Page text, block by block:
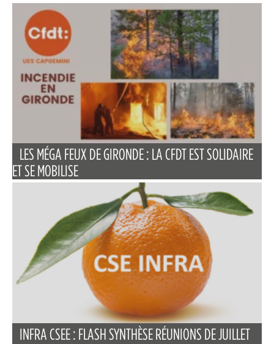
LES MÉGA FEUX DE GIRONDE : LA CFDT EST SOLIDAIRE
ET SE MOBILISE
INFRA CSEE : FLASH SYNTHÈSE RÉUNIONS DE JUILLET